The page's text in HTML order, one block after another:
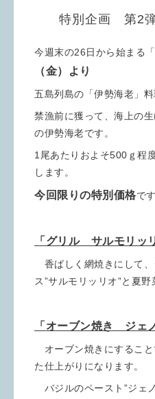
特別企画 第2
今週末の26日から始まる
（金）より
五島列島の「伊勢海老」料
禁漁前に獲って、海上の
の伊勢海老です。
1尾あたりおよそ500ｇ程
します。
今回限りの特別価格です
「グリル サルモリッ
香ばしく網焼きにして
ス”サルモリッリオ”と夏野
「 オーブン焼き ジェ
オーブン焼きにすること
た仕上がりになります。
バジルのペースト”ジェ